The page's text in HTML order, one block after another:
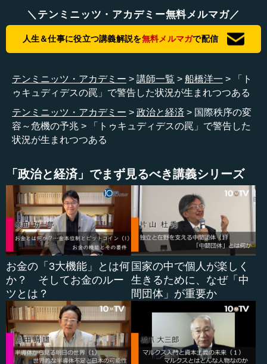
●中国は軍や政府と民間企業が強く結びついている
船橋 中国は国家と資本の関係や、軍と民の関係を、画然
と分けられないじゃないですか。みんなどこかで融合して
の中国にはないな、と。政府です、党です、軍ですという
ふうに、企業にも全部入るわけです。これはやはり、みん
な不安ですよね。疑いを持ちますよね。
―― それはアリババもテンセントも、みんなそうでしょ
うね。
船橋：だから、アリババだろうがテンセントだろうが、ひ
と頃はあれだけ「これはやっぱ中国からも、（大企業が）
いよいよ出てきたか」と思ったけれども、気が付いてみる
とやっぱり、背後には不気味さや怖さを、みんな感じ始め
ています。こういうところに来ているんじゃないですか、
今。
―― そうでしょうね。ある程度のサイズになると、ハイ
テク企業も国有企業化してしまうということですよね、実
際は。
＼テンミニッツ・アカデミー無料メルマガ／
人生＆仕事に役立つ講義解説を無料メルマガで配信
テンミニッツ・アカデミー 講師一覧 船橋洋一
「ト
ゥキュディデスの罠」で警告した状況が生まれつつある
テンミニッツ・アカデミー
政治と経済
国際秩序の変
容～危機の予兆
「トゥキュディデスの罠」で警告した
状況が生まれつつある
「政治と経済」でまず見るべき講義シリーズ
お金の「3大機能」とは何
か？ そしてお金のルー
ツとは？
国家の中で個人が楽しく
生きるために、なぜ「中
間団体」が重要か